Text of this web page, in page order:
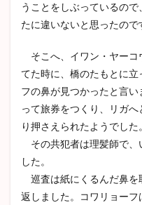
うことをしぶっているの
たに違いないと思ったので
そこへ、イワン・ヤーコ
てた時に、橋のたもとに
フの鼻が見つかったと言
って旅券をつくり、リガ
り押さえられたようでした。
その共犯者は理髪師で、
した。
巡査は紙にくるんだ鼻を
返しました。コワリョー